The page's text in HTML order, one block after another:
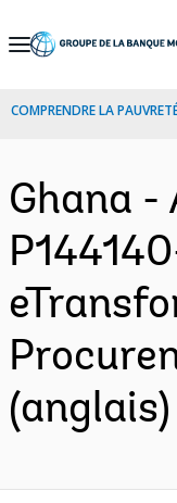
Skip
Navigation
COMPRENDRE LA
Ghana -
(anglais)